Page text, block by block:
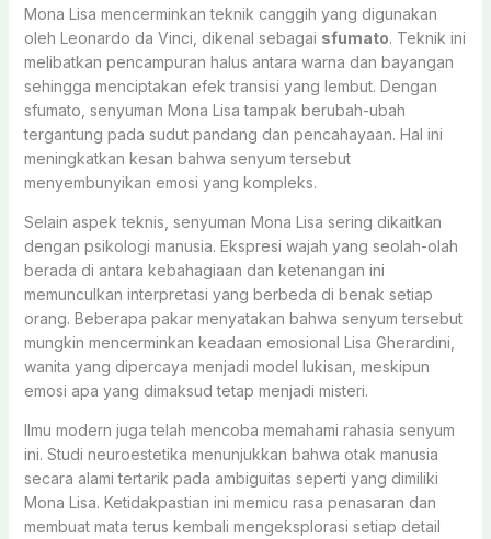
Mona Lisa mencerminkan teknik canggih yang digunakan
oleh Leonardo da Vinci, dikenal sebagai sfumato. Teknik ini
melibatkan pencampuran halus antara warna dan bayangan
sehingga menciptakan efek transisi yang lembut. Dengan
sfumato, senyuman Mona Lisa tampak berubah-ubah
tergantung pada sudut pandang dan pencahayaan. Hal ini
meningkatkan kesan bahwa senyum tersebut
menyembunyikan emosi yang kompleks.
Selain aspek teknis, senyuman Mona Lisa sering dikaitkan
dengan psikologi manusia. Ekspresi wajah yang seolah-olah
berada di antara kebahagiaan dan ketenangan ini
memunculkan interpretasi yang berbeda di benak setiap
orang. Beberapa pakar menyatakan bahwa senyum tersebut
mungkin mencerminkan keadaan emosional Lisa Gherardini,
wanita yang dipercaya menjadi model lukisan, meskipun
emosi apa yang dimaksud tetap menjadi misteri.
Ilmu modern juga telah mencoba memahami rahasia senyum
ini. Studi neuroestetika menunjukkan bahwa otak manusia
secara alami tertarik pada ambiguitas seperti yang dimiliki
Mona Lisa. Ketidakpastian ini memicu rasa penasaran dan
membuat mata terus kembali mengeksplorasi setiap detail